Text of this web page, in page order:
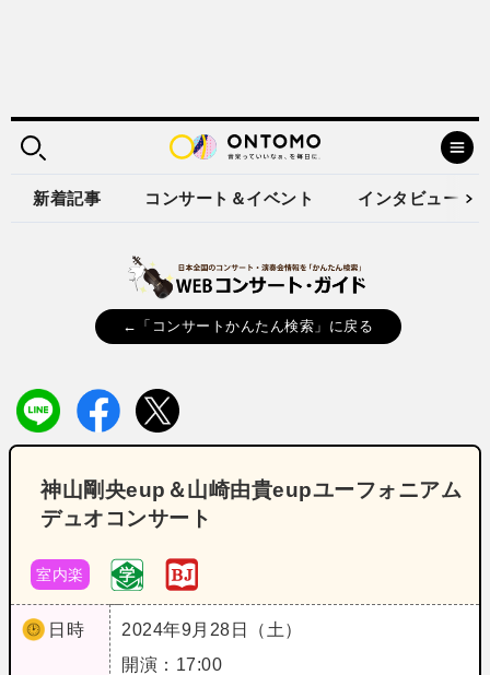
新着記事 コンサート＆イベント インタビュー
←「コンサートかんたん検索」に戻る
神山剛央eup＆山崎由貴eupユーフォニアム
デュオコンサート
室内楽
日時
2024年9月28日（土）
開演：17:00